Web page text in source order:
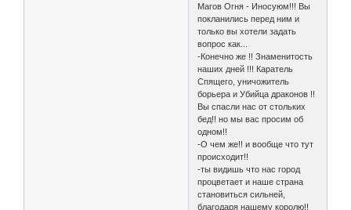
Магов Огня - Иносуюм!!! Вы
покланились перед ним и
только вы хотели задать
вопрос как...
-Конечно же !! Знаменитость
наших дней !!! Каратель
Спящего, уничожитель
борьера и Убийца драконов !!
Вы спасли нас от стольких
бед!! но мы вас просим об
одном!!
-О чем же!! и вообще что тут
происходит!!
-ты видишь что нас город
процветает и наше страна
становиться сильней,
благодаря нашему королю!!